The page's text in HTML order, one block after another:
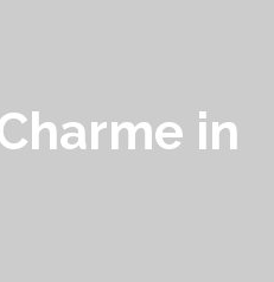
in